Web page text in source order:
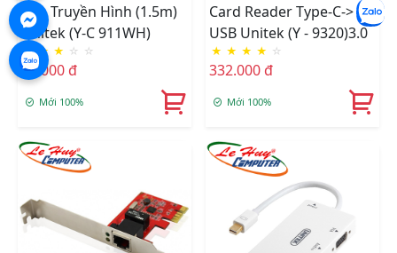
Cáp Truyền Hình (1.5m)
Unitek (Y-C 911WH)
★ ★ ★ ☆ ☆
50.000 đ
Mới 100%
Card Reader Type-C->
USB Unitek (Y - 9320)3.0
★ ★ ★ ★ ☆
332.000 đ
Mới 100%